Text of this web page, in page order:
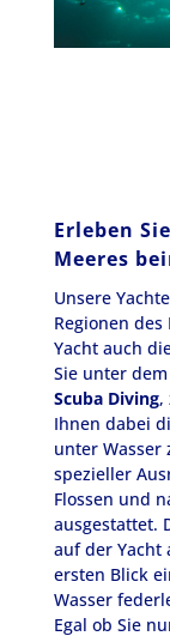
Erleben
Meeres
Unsere
Regionen
Yacht auch
Sie unter
Scuba Diving,
Ihnen dabei
unter Wasser
spezieller
Flossen und
ausgestattet.
auf der Yacht
ersten Blick
Wasser
Egal ob Sie